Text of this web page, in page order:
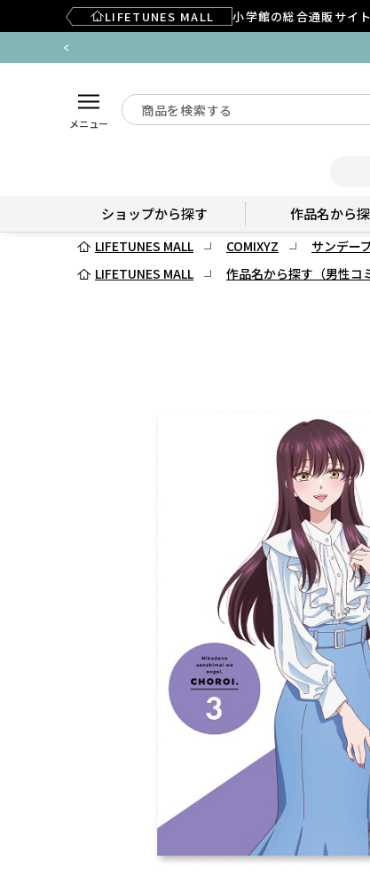
LIFETUNES MALL 小学館の総合通販サイト
メニュー
ショップから探す 作品名から
LIFETUNES MALL COMIXYZ サンデー
LIFETUNES MALL
作品名から探す（男性コ